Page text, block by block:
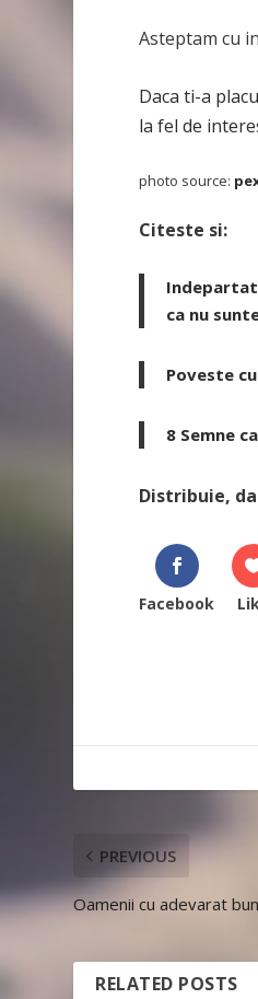
Asteptam cu
Daca ti-a
la fel de
photo source:
Citeste si:
ca nu
Poveste
8 Semne
Distribuie,
Facebook
PREVIOUS
Oamenii cu adevarat
RELATED POSTS